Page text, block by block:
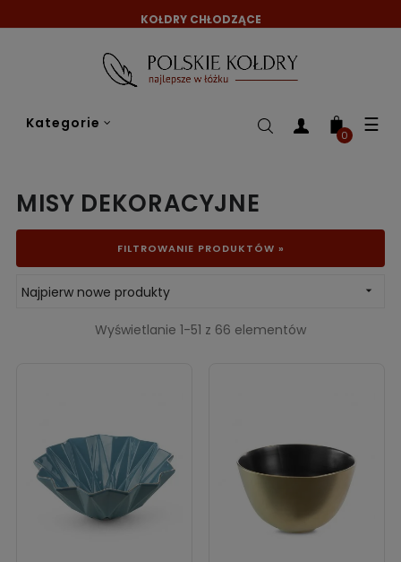
KOŁDRY CHŁODZĄCE
Kategorie ☰
0
MISY DEKORACYJNE
FILTROWANIE PRODUKTÓW »
Najpierw nowe produkty 
Wyświetlanie 1-51 z 66 elementów